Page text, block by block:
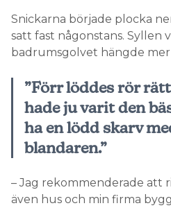
Snickarna började plocka
satt fast någonstans. Syllen
badrumsgolvet hängde
”Förr löddes rör
hade ju varit den
ha en lödd skarv
blandaren.”
– Jag rekommenderade att
även hus och min firma